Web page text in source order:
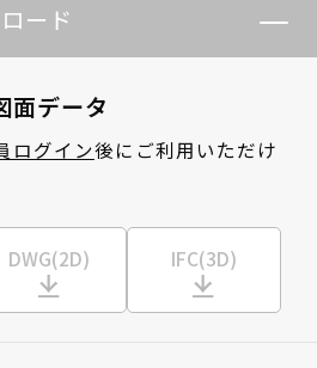
ード
面データ
ログイン後にご利用いただけ
DWG(2D) IFC(3D)